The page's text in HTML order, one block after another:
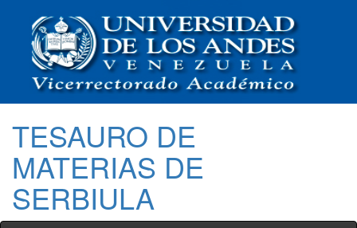
TESAURO DE
MATERIAS DE
SERBIULA